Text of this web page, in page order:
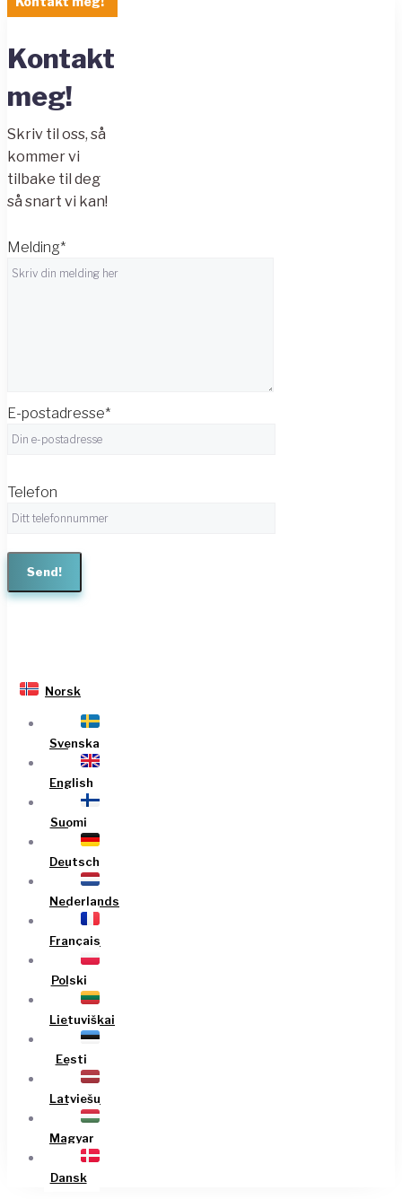
Kontakt
meg!
Skriv til oss, så
kommer vi
tilbake til deg
så snart vi kan!
Melding*
E-postadresse*
Telefon
Norsk
Svenska
English
Suomi
Deutsch
Nederlands
Français
Polski
Lietuviškai
Eesti
Latviešu
Magyar
Dansk